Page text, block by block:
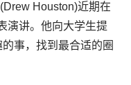
Houston)近期在
演讲。他向大学生提
事，找到最合适的圈